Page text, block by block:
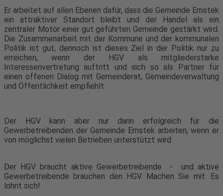
Er arbeitet auf allen Ebenen dafür, dass die Gemeinde Emstek
ein attraktiver Standort bleibt und der Handel als ein
zentraler Motor einer gut geführten Gemeinde gestärkt wird.
Die Zusammenarbeit mit der Kommune und der kommunalen
Politik ist gut, dennoch ist dieses Ziel in der Politik nur zu
erreichen, wenn der HGV als mitgliederstarke
Interessenvertretung auftritt und sich so als Partner für
einen offenen Dialog mit Gemeinderat, Gemeindeverwaltung
und Öffentlichkeit empfiehlt.
Der HGV kann aber nur dann erfolgreich für die
Gewerbetreibenden der Gemeinde Emstek arbeiten, wenn er
von möglichst vielen Betrieben unterstützt wird.
Der HGV braucht aktive Gewerbetreibende - und aktive
Gewerbetreibende brauchen den HGV. Machen Sie mit. Es
lohnt sich!